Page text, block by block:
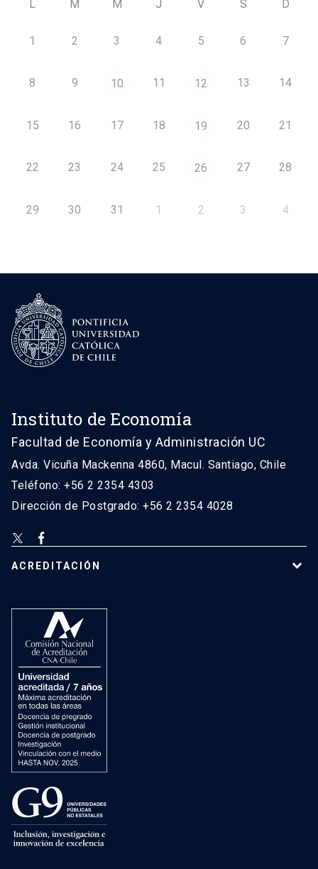
L M M J V S D
1 2 3 4 5 6 7
8 9 10 11 12 13 14
15 16 17 18 19 20 21
22 23 24 25 26 27 28
29 30 31 1 2 3 4
Instituto de Economía
Facultad de Economía y Administración UC
Avda. Vicuña Mackenna 4860, Macul. Santiago, Chile
Teléfono: +56 2 2354 4303
Dirección de Postgrado: +56 2 2354 4028
ACREDITACIÓN